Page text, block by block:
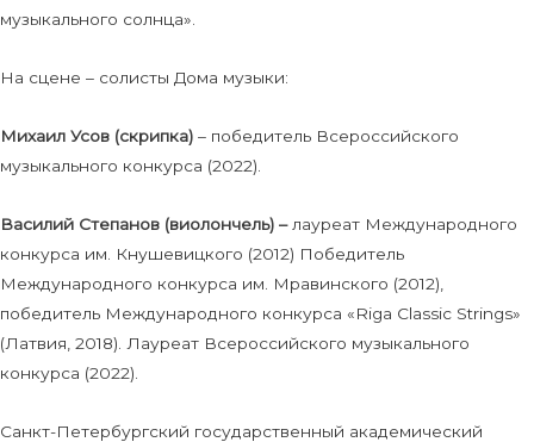
музыкального солнца».
На сцене – солисты Дома музыки:
Михаил Усов (скрипка) – победитель Всероссийского
музыкального конкурса (2022).
Василий Степанов (виолончель) – лауреат Международного
конкурса им. Кнушевицкого (2012) Победитель
Международного конкурса им. Мравинского (2012),
победитель Международного конкурса «Riga Classic Strings»
(Латвия, 2018). Лауреат Всероссийского музыкального
конкурса (2022).
Санкт-Петербургский государственный академический